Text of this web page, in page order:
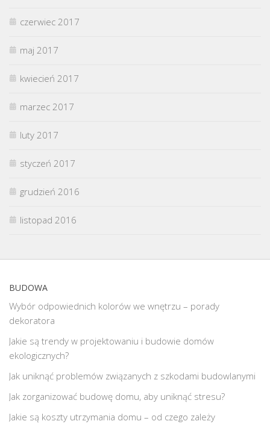
czerwiec 2017
maj 2017
kwiecień 2017
marzec 2017
luty 2017
styczeń 2017
grudzień 2016
listopad 2016
BUDOWA
Wybór odpowiednich kolorów we wnętrzu – porady
dekoratora
Jakie są trendy w projektowaniu i budowie domów
ekologicznych?
Jak uniknąć problemów związanych z szkodami budowlanymi
Jak zorganizować budowę domu, aby uniknąć stresu?
Jakie są koszty utrzymania domu – od czego zależy